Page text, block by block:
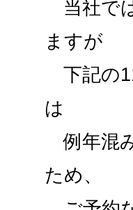
当社で
ますが
下記の
は
例年混
ため、